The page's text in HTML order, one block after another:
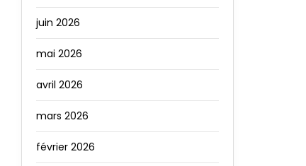
juin 2026
mai 2026
avril 2026
mars 2026
février 2026